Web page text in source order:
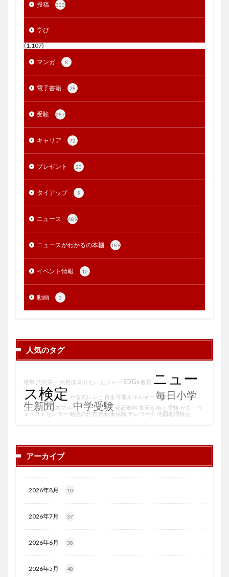
投稿 333
学び
(1,107)
マンガ 8
電子書籍 28
受験 287
キャリア 72
プレゼント 20
タイアップ 5
ニュース 689
ニュースがわかるの本棚 189
イベント情報 12
動画 3
人気のタグ
紙幣 渋沢栄一 大相撲 知りたいんジャー SDGs教育 ニュー
ス検定 やる気レシピ 再生可能エネルギー 毎日小学
生新聞 スマホ 中学受験 化石燃料 青天を衝け 受験 ゼロ・ウ
ェイストセンター 勉強の仕方 自転車保険 テレワーク 地図地理検定
アーカイブ
2026年8月 10
2026年7月 37
2026年6月 38
2026年5月 40